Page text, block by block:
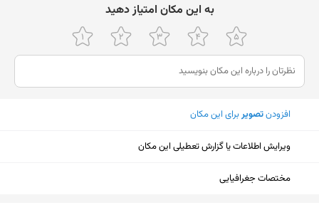
ﺑﻪ اﯾﻦ ﻣﮑﺎن اﻣﺘﯿﺎز دﻫﯿﺪ
افزودنتصویربرای این مکان
ویرایش اطلاعات یا گزارش تعطیلی این مکان
مختصات جغرافیایی